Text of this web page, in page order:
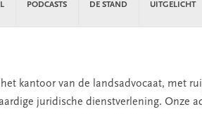
PODCASTS DE STAND UITGELICHT
kantoor van de landsadvocaat, met
juridische dienstverlening. Onze